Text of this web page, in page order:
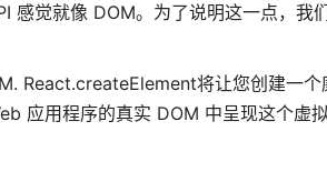
觉就像 DOM。为了说明这一点，我
React.createElement将让您创建一个
应用程序的真实 DOM 中呈现这个虚拟